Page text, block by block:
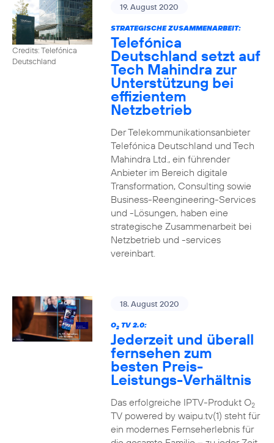
Credits: Telefónica
Deutschland
19. August 2020
STRATEGISCHE ZUSAMMENARBEIT:
Telefónica
Deutschland setzt auf
Tech Mahindra zur
Unterstützung bei
effizientem
Netzbetrieb
Der Telekommunikationsanbieter
Telefónica Deutschland und Tech
Mahindra Ltd., ein führender
Anbieter im Bereich digitale
Transformation, Consulting sowie
Business-Reengineering-Services
und -Lösungen, haben eine
strategische Zusammenarbeit bei
Netzbetrieb und -services
vereinbart.
18. August 2020
O2TV 2.0:
Jederzeit und überall
fernsehen zum
besten Preis-
Leistungs-Verhältnis
Das erfolgreiche IPTV-Produkt O2
TV powered by waipu.tv(1) steht für
ein modernes Fernseherlebnis für